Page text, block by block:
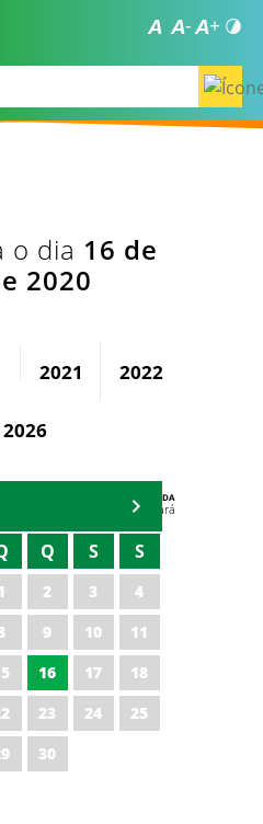
o dia 16 de
2020
2021 2022
2026
AGENDA
Polícia Militar do Ceará
Q S S
2 3
4
9 10
11
16 17
18
23 24
25
30